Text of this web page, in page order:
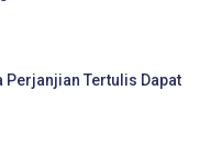
Perjanjian Tertulis Dapat